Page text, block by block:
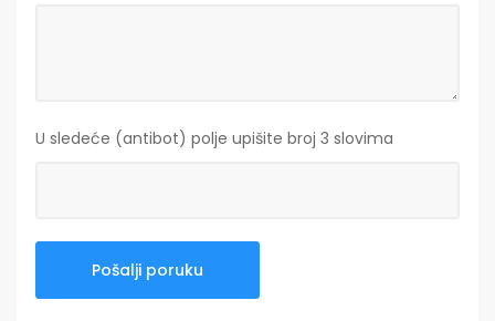
U sledeće (antibot) polje upišite broj 3 slovima